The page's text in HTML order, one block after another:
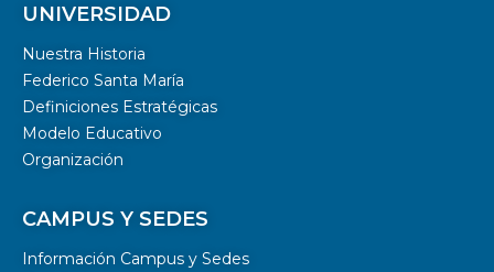
UNIVERSIDAD
Nuestra Historia
Federico Santa María
Definiciones Estratégicas
Modelo Educativo
Organización
CAMPUS Y SEDES
Información Campus y Sedes